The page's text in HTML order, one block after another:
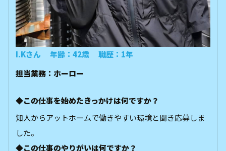
I.Kさん 年齢：42歳 職歴：1年
担当業務：ホーロー
◆この仕事を始めたきっかけは何ですか？
知人からアットホームで働きやすい環境と聞き応募しま
した。
◆この仕事のやりがいは何ですか？